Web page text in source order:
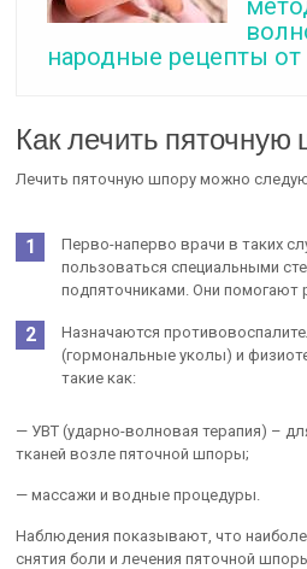
народные рецепты
Как лечить пяточную
Лечить пяточную шпору можно
Перво-наперво врачи в таких
пользоваться специальными
подпяточниками. Они помогают
Назначаются
(гормональные уколы) и
такие как:
— УВТ (ударно-волновая терапия) –
тканей возле пяточной шпоры;
— массажи и водные процедуры.
Наблюдения показывают, что
снятия боли и лечения пяточной